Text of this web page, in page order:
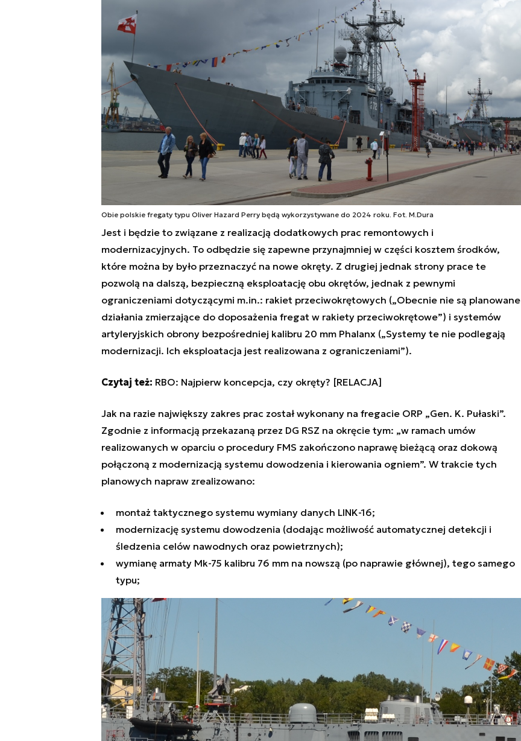
Obie polskie fregaty typu Oliver Hazard Perry będą wykorzystywane do 2024 roku. Fot. M.Dura
Jest i będzie to związane z realizacją dodatkowych prac remontowych i
modernizacyjnych. To odbędzie się zapewne przynajmniej w części kosztem środków,
które można by było przeznaczyć na nowe okręty. Z drugiej jednak strony prace te
pozwolą na dalszą, bezpieczną eksploatację obu okrętów, jednak z pewnymi
ograniczeniami dotyczącymi m.in.: rakiet przeciwokrętowych („Obecnie nie są planowane
działania zmierzające do doposażenia fregat w rakiety przeciwokrętowe”) i systemów
artyleryjskich obrony bezpośredniej kalibru 20 mm Phalanx („Systemy te nie podlegają
modernizacji. Ich eksploatacja jest realizowana z ograniczeniami”).
Czytaj też: RBO: Najpierw koncepcja, czy okręty? [RELACJA]
Jak na razie największy zakres prac został wykonany na fregacie ORP „Gen. K. Pułaski”.
Zgodnie z informacją przekazaną przez DG RSZ na okręcie tym: „w ramach umów
realizowanych w oparciu o procedury FMS zakończono naprawę bieżącą oraz dokową
połączoną z modernizacją systemu dowodzenia i kierowania ogniem”. W trakcie tych
planowych napraw zrealizowano:
montaż taktycznego systemu wymiany danych LINK-16;
modernizację systemu dowodzenia (dodając możliwość automatycznej detekcji i
śledzenia celów nawodnych oraz powietrznych);
wymianę armaty Mk-75 kalibru 76 mm na nowszą (po naprawie głównej), tego samego
typu;